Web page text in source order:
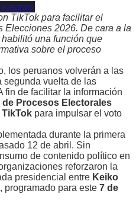
TikTok para facilitar el
Elecciones 2026. De cara a la
una función que
sobre el proceso
los peruanos volverán a las
segunda vuelta de las
fin de facilitar la información
Procesos Electorales
TikTok para impulsar el voto
durante la primera
12 de abril. Sin
de contenido político en
reforzaron la
presidencial entre Keiko
, programado para este 7 de